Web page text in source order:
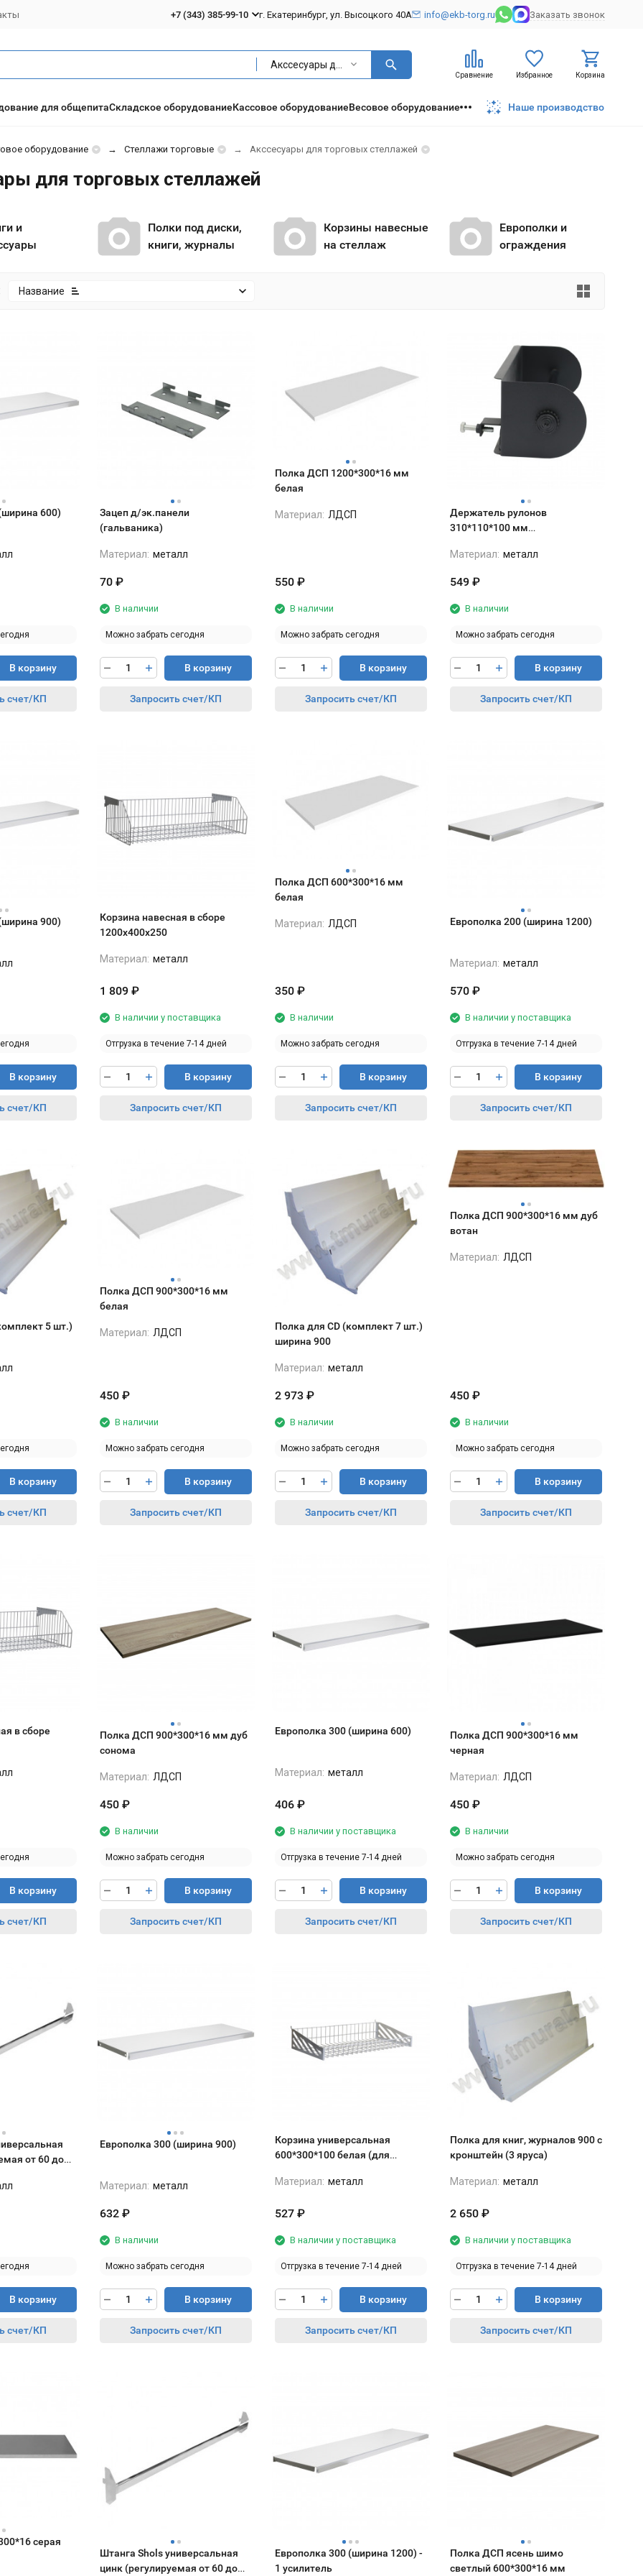
+7 (343) 385-99-10 г. Екатеринбург, ул. Высоцкого 40А info@ekb-torg.ru Заказать звонок
Сравнение Избранное Корзина
для общепитаСкладское оборудованиеКассовое оборудованиеВесовое оборудование Наше производство
оборудование Стеллажи торговые Акссесуары для торговых стеллажей
для торговых стеллажей
и
Полки под диски,
книги, журналы
Корзины навесные
на стеллаж
Европолки и
ограждения
Название
600)
В корзину
счет/КП
Зацеп д/эк.панели
(гальваника)
Материал: металл
70 ₽
В наличии
Можно забрать сегодня
В корзину
Запросить счет/КП
Полка ДСП 1200*300*16 мм
белая
Материал: ЛДСП
550 ₽
В наличии
Можно забрать сегодня
В корзину
Запросить счет/КП
Держатель рулонов
310*110*100 мм
9005 чёрный матовый
Материал: металл
549 ₽
В наличии
Можно забрать сегодня
В корзину
Запросить счет/КП
900)
В корзину
счет/КП
Корзина навесная в сборе
1200х400х250
Материал: металл
1 809 ₽
В наличии у поставщика
Отгрузка в течение 7-14 дней
В корзину
Запросить счет/КП
Полка ДСП 600*300*16 мм
белая
Материал: ЛДСП
350 ₽
В наличии
Можно забрать сегодня
В корзину
Запросить счет/КП
Европолка 200 (ширина 1200)
Материал: металл
570 ₽
В наличии у поставщика
Отгрузка в течение 7-14 дней
В корзину
Запросить счет/КП
5 шт.)
В корзину
счет/КП
Полка ДСП 900*300*16 мм
белая
Материал: ЛДСП
450 ₽
В наличии
Можно забрать сегодня
В корзину
Запросить счет/КП
Полка для CD (комплект 7 шт.)
ширина 900
Материал: металл
2 973 ₽
В наличии
Можно забрать сегодня
В корзину
Запросить счет/КП
Полка ДСП 900*300*16 мм дуб
вотан
Материал: ЛДСП
450 ₽
В наличии
Можно забрать сегодня
В корзину
Запросить счет/КП
в сборе
В корзину
счет/КП
Полка ДСП 900*300*16 мм дуб
сонома
Материал: ЛДСП
450 ₽
В наличии
Можно забрать сегодня
В корзину
Запросить счет/КП
Европолка 300 (ширина 600)
Материал: металл
406 ₽
В наличии у поставщика
Отгрузка в течение 7-14 дней
В корзину
Запросить счет/КП
Полка ДСП 900*300*16 мм
черная
Материал: ЛДСП
450 ₽
В наличии
Можно забрать сегодня
В корзину
Запросить счет/КП
от 60 до
В корзину
счет/КП
Европолка 300 (ширина 900)
Материал: металл
632 ₽
В наличии
Можно забрать сегодня
В корзину
Запросить счет/КП
Корзина универсальная
600*300*100 белая (для
Материал: металл
527 ₽
В наличии у поставщика
Отгрузка в течение 7-14 дней
В корзину
Запросить счет/КП
Полка для книг, журналов 900 с
кронштейн (3 яруса)
Материал: металл
2 650 ₽
В наличии у поставщика
Отгрузка в течение 7-14 дней
В корзину
Запросить счет/КП
серая
Штанга Shols универсальная
цинк (регулируемая от 60 до
Европолка 300 (ширина 1200) -
1 усилитель
Полка ДСП ясень шимо
светлый 600*300*16 мм